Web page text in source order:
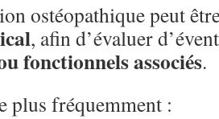
ostéopathique peut
, afin d’évaluer
fonctionnels associés.
plus fréquemment :